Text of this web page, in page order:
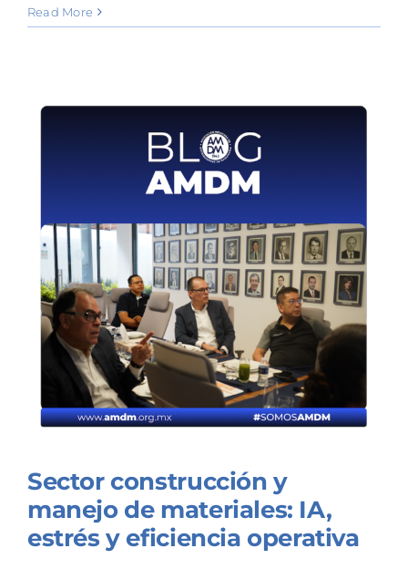
Read More
Sector construcción y
manejo de materiales: IA,
estrés y eficiencia operativa